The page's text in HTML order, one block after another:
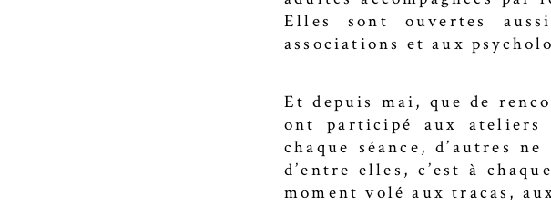
Elles sont ouvertes
associations et aux
Et depuis mai, que de
ont participé aux ateliers
chaque séance, d’autres
d’entre elles, c’est à
moment volé aux tracas,